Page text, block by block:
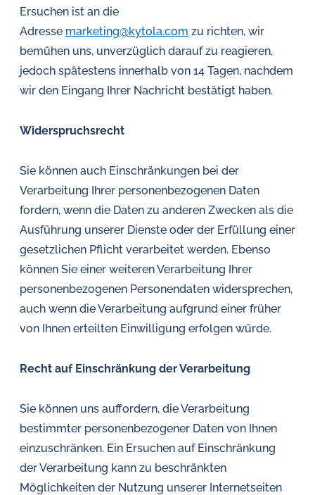
Ersuchen ist an die
Adresse marketing@kytola.com zu richten, wir
bemühen uns, unverzüglich darauf zu reagieren,
jedoch spätestens innerhalb von 14 Tagen, nachdem
wir den Eingang Ihrer Nachricht bestätigt haben.
Widerspruchsrecht
Sie können auch Einschränkungen bei der
Verarbeitung Ihrer personenbezogenen Daten
fordern, wenn die Daten zu anderen Zwecken als die
Ausführung unserer Dienste oder der Erfüllung einer
gesetzlichen Pflicht verarbeitet werden. Ebenso
können Sie einer weiteren Verarbeitung Ihrer
personenbezogenen Personendaten widersprechen,
auch wenn die Verarbeitung aufgrund einer früher
von Ihnen erteilten Einwilligung erfolgen würde.
Recht auf Einschränkung der Verarbeitung
Sie können uns auffordern, die Verarbeitung
bestimmter personenbezogener Daten von Ihnen
einzuschränken. Ein Ersuchen auf Einschränkung
der Verarbeitung kann zu beschränkten
Möglichkeiten der Nutzung unserer Internetseiten